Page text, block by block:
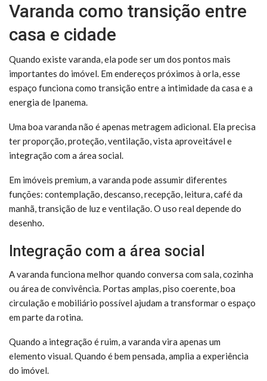
Varanda como transição entre
casa e cidade
Quando existe varanda, ela pode ser um dos pontos mais
importantes do imóvel. Em endereços próximos à orla, esse
espaço funciona como transição entre a intimidade da casa e a
energia de Ipanema.
Uma boa varanda não é apenas metragem adicional. Ela precisa
ter proporção, proteção, ventilação, vista aproveitável e
integração com a área social.
Em imóveis premium, a varanda pode assumir diferentes
funções: contemplação, descanso, recepção, leitura, café da
manhã, transição de luz e ventilação. O uso real depende do
desenho.
Integração com a área social
A varanda funciona melhor quando conversa com sala, cozinha
ou área de convivência. Portas amplas, piso coerente, boa
circulação e mobiliário possível ajudam a transformar o espaço
em parte da rotina.
Quando a integração é ruim, a varanda vira apenas um
elemento visual. Quando é bem pensada, amplia a experiência
do imóvel.